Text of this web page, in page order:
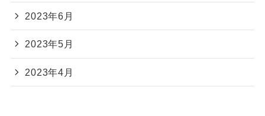
2023年6月
2023年5月
2023年4月